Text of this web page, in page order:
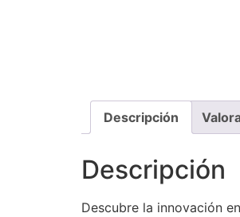
Descripción
Descripción
Descubre la innovación